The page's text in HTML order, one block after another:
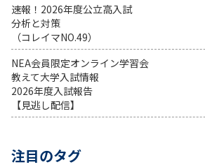
速報！2026年度公立高入試
分析と対策
（コレイマNO.49）
NEA会員限定オンライン学習会
教えて大学入試情報
2026年度入試報告
【見逃し配信】
注目のタグ